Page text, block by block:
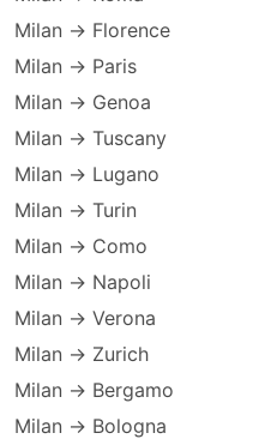
Milan → Florence
Milan → Paris
Milan → Genoa
Milan → Tuscany
Milan → Lugano
Milan → Turin
Milan → Como
Milan → Napoli
Milan → Verona
Milan → Zurich
Milan → Bergamo
Milan → Bologna